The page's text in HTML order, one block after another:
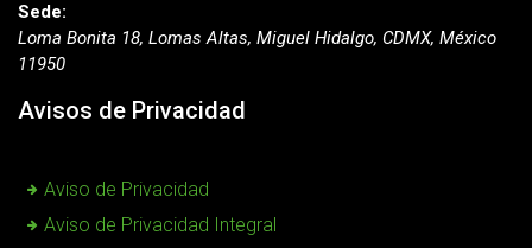
Sede:
Loma Bonita 18, Lomas Altas, Miguel Hidalgo, CDMX, México
11950
Avisos de Privacidad
Aviso de Privacidad
Aviso de Privacidad Integral